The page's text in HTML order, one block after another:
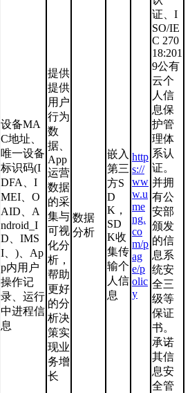
设备MA
C地址、
唯一设备
标识码(I
DFA、I
MEI、O
AID、A
ndroid_I
D、IMS
I、)、Ap
p内用户
操作记
录、运行
中进程信
息
提供
提供
用户
行为
数
据、
App
运营
数据
的采
集与
可视
化分
析，
帮助
更好
的分
析决
策实
现业
务增
长
数据
分析
嵌入
第三
方S
D
K，
SD
K收
集传
输个
人信
息
http
s://
ww
w.u
me
ng.
co
m/p
ag
e/p
olic
y
证、I
SO/IE
C 270
18:201
9公有
云个
人信
息保
护管
理体
系认
证。
并拥
有公
安部
颁发
的信
息系
统安
全三
级等
保证
书。
承诺
其信
息安
全管